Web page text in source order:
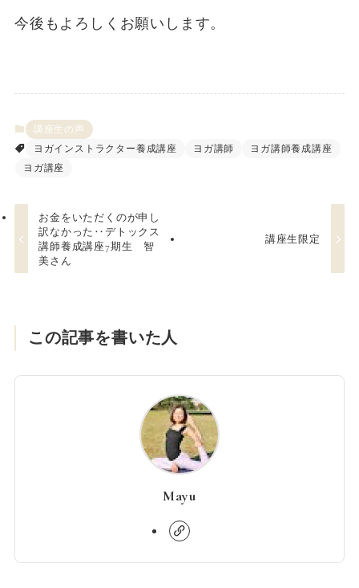
今後もよろしくお願いします。
講座生の声
ヨガインストラクター養成講座
ヨガ講師
ヨガ講師養成講座
ヨガ講座
お金をいただくのが申し
訳なかった‥デトックス
講師養成講座7期生 智
美さん
講座生限定
この記事を書いた人
Mayu